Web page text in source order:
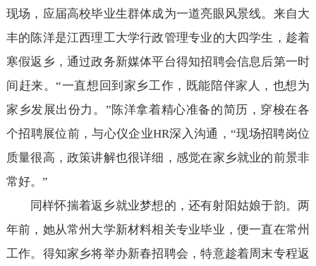
现场，应届高校毕业生群体成为一道亮眼风景线。来自大
丰的陈洋是江西理工大学行政管理专业的大四学生，趁着
寒假返乡，通过政务新媒体平台得知招聘会信息后第一时
间赶来。“一直想回到家乡工作，既能陪伴家人，也想为
家乡发展出份力。”陈洋拿着精心准备的简历，穿梭在各
个招聘展位前，与心仪企业HR深入沟通，“现场招聘岗位
质量很高，政策讲解也很详细，感觉在家乡就业的前景非
常好。”
同样怀揣着返乡就业梦想的，还有射阳姑娘于韵。两
年前，她从常州大学新材料相关专业毕业，便一直在常州
工作。得知家乡将举办新春招聘会，特意趁着周末专程返